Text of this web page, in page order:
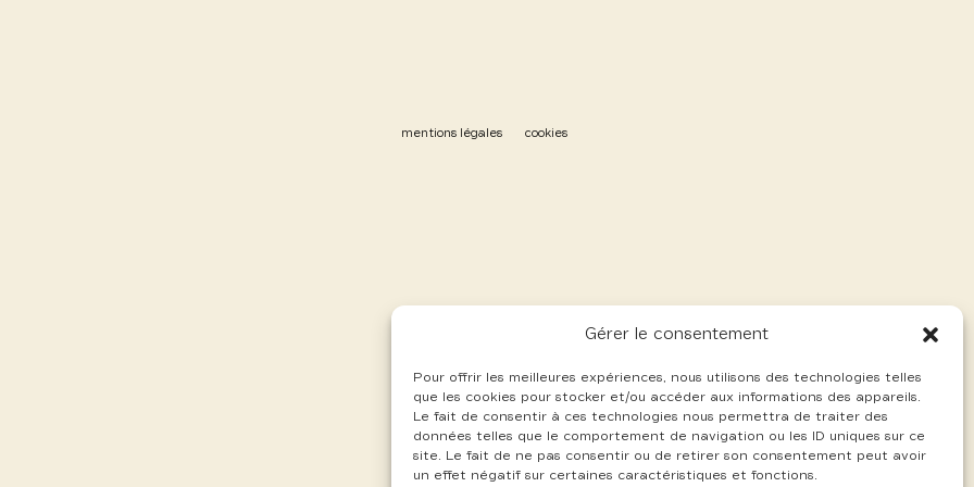
Gérer le consentement
Pour offrir les meilleures expériences, nous utilisons des technologies telles
que les cookies pour stocker et/ou accéder aux informations des appareils.
Le fait de consentir à ces technologies nous permettra de traiter des
données telles que le comportement de navigation ou les ID uniques sur ce
site. Le fait de ne pas consentir ou de retirer son consentement peut avoir
un effet négatif sur certaines caractéristiques et fonctions.
mentions légales cookies